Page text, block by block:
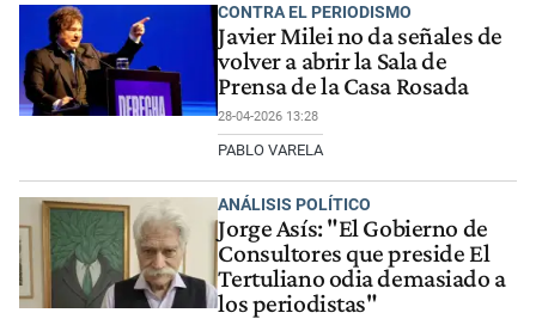
CONTRA EL PERIODISMO
Javier Milei no da señales de
volver a abrir la Sala de
Prensa de la Casa Rosada
28-04-2026 13:28
PABLO VARELA
ANÁLISIS POLÍTICO
Jorge Asís: "El Gobierno de
Consultores que preside El
Tertuliano odia demasiado a
los periodistas"